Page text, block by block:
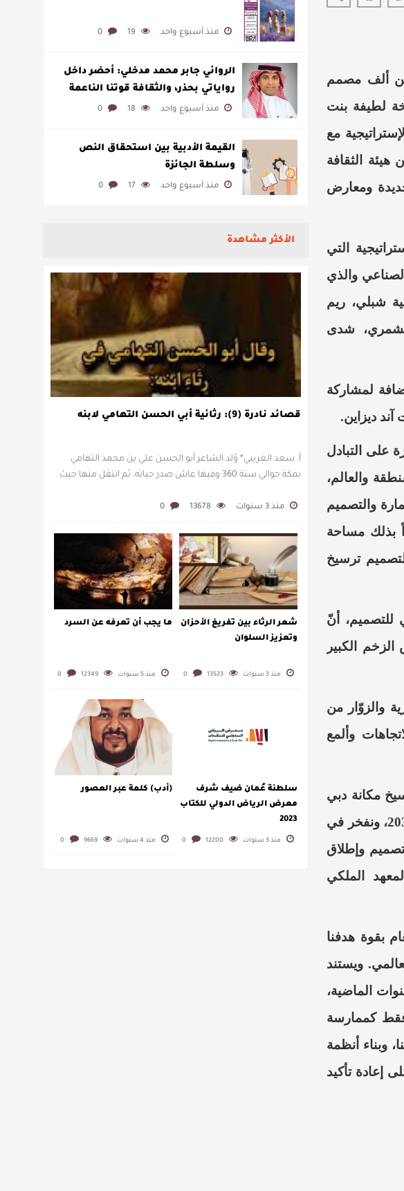
منذ أسبوع واحد 19
0
الروائي جابر محمد مدخلي: أحضر داخل
رواياتي بحذر، والثقافة قوتنا الناعمة
لمخاطبة العالم.
منذ أسبوع واحد 18
0
القيمة الأدبية بين استحقاق النص
وسلطة الجائزة
منذ أسبوع واحد 17
0
الأكثر مشاهدة
قصائد نادرة (9): رثائية أبي الحسن التهامي لابنه
أ. سعد الغريبي* وُلد الشاعر أبو الحسن علي بن محمد التهامي
بمكة حوالي سنة 360 وفيها عاش صدر حياته، ثم انتقل منها حيث
منذ 3 سنوات 13678
0
شعر الرثاء بين تفريغ الأحزان
وتعزيز السلوان
منذ 3 سنوات 13523
0
ما يجب أن تعرفه عن السرد
منذ 5 سنوات 12349
0
سلطنة عُمان ضيف شرف
معرض الرياض الدولي للكتاب
2023
منذ 3 سنوات 12200
0
(أدب) كلمة عبر العصور
منذ 4 سنوات 9669
0
من ألف مصمم
لطيفة بنت
مع
الثقافة
ومعارض
التي
والذي
شبلي، ريم
الشمري، شدى
لمشاركة
ديزاين.
على التبادل
والعالم،
والتصميم
بذلك مساحة
ترسيخ
للتصميم، أنّ
الكبير
والزوّار من
وألمع
مكانة دبي
ونفخر في
وإطلاق
الملكي
بقوة هدفنا
ويستند
الماضية،
فقط كممارسة
وبناء أنظمة
إعادة تأكيد